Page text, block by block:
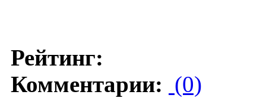
Рейтинг:
Комментарии: (0)